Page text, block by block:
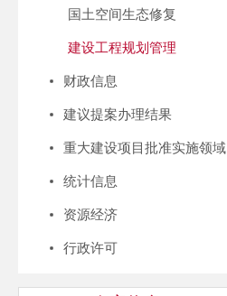
国土空间生态修复
建设工程规划管理
财政信息
建议提案办理结果
重大建设项目批准实施领域
统计信息
资源经济
行政许可